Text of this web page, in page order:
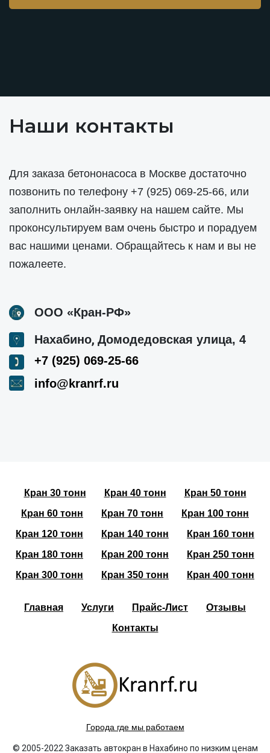
Наши контакты
Для заказа бетононасоса в Москве достаточно
позвонить по телефону +7 (925) 069-25-66, или
заполнить онлайн-заявку на нашем сайте. Мы
проконсультируем вам очень быстро и порадуем
вас нашими ценами. Обращайтесь к нам и вы не
пожалеете.
ООО «Кран-РФ»
Нахабино, Домодедовская улица, 4
+7 (925) 069-25-66
info@kranrf.ru
Кран 30 тонн Кран 40 тонн
Кран 50 тонн
Кран 60 тонн
Кран 70 тонн
Кран 100 тонн
Кран 120 тонн
Кран 140 тонн
Кран 160 тонн
Кран 180 тонн
Кран 200 тонн
Кран 250 тонн
Кран 300 тонн
Кран 350 тонн Кран 400 тонн
Главная Услуги Прайс-Лист
Отзывы
Контакты
Города где мы работаем
© 2005-2022 Заказать автокран в Нахабино по низким ценам